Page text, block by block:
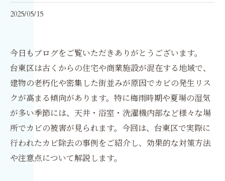
2025/05/15
今日もブログをご覧いただきありがとうございます。
台東区は古くからの住宅や商業施設が混在する地域で、
建物の老朽化や密集した街並みが原因でカビの発生リス
クが高まる傾向があります。特に梅雨時期や夏場の湿気
が多い季節には、天井・浴室・洗濯機内部など様々な場
所でカビの被害が見られます。今回は、台東区で実際に
行われたカビ除去の事例をご紹介し、効果的な対策方法
や注意点について解説します。